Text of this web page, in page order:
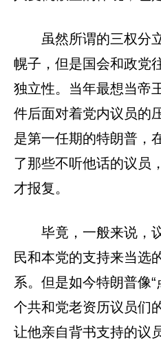
虽然所谓的三权分
幌子，但是国会和政党
独立性。当年最想当帝
件后面对着党内议员的
是第一任期的特朗普，
了那些不听他话的议员
才报复。
毕竟，一般来说，
民和本党的支持来当选
系。但是如今特朗普像
个共和党老资历议员们
让他亲自背书支持的议